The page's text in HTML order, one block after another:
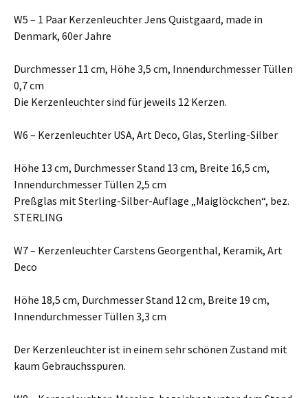
W5 – 1 Paar Kerzenleuchter Jens Quistgaard, made in
Denmark, 60er Jahre
Durchmesser 11 cm, Höhe 3,5 cm, Innendurchmesser Tüllen
0,7 cm
Die Kerzenleuchter sind für jeweils 12 Kerzen.
W6 – Kerzenleuchter USA, Art Deco, Glas, Sterling-Silber
Höhe 13 cm, Durchmesser Stand 13 cm, Breite 16,5 cm,
Innendurchmesser Tüllen 2,5 cm
Preßglas mit Sterling-Silber-Auflage „Maiglöckchen“, bez.
STERLING
W7 – Kerzenleuchter Carstens Georgenthal, Keramik, Art
Deco
Höhe 18,5 cm, Durchmesser Stand 12 cm, Breite 19 cm,
Innendurchmesser Tüllen 3,3 cm
Der Kerzenleuchter ist in einem sehr schönen Zustand mit
kaum Gebrauchsspuren.